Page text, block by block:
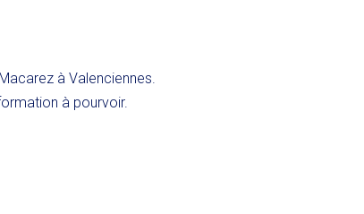
à Valenciennes.
à pourvoir.